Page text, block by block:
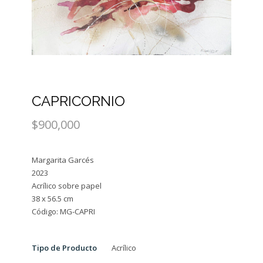
CAPRICORNIO
$900,000
Margarita Garcés
2023
Acrílico sobre papel
38 x 56.5 cm
Tipo de Producto Acrílico